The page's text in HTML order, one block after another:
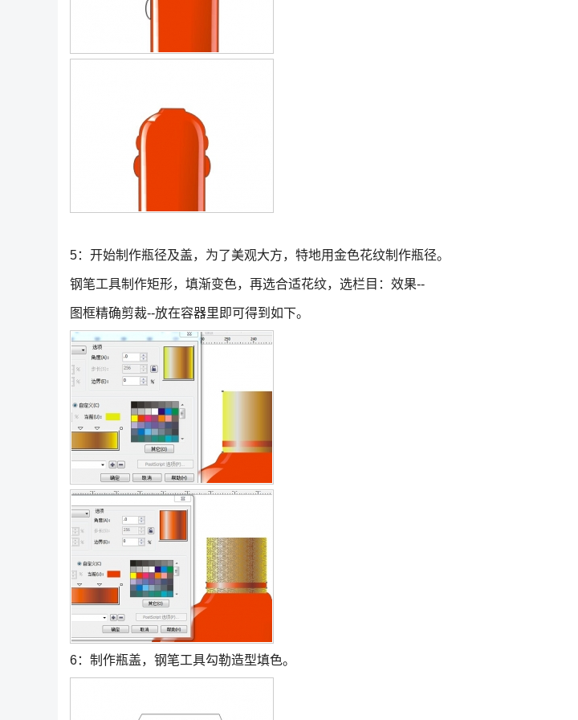
5：开始制作瓶径及盖，为了美观大方，特地用金色花纹制作瓶径。
钢笔工具制作矩形，填渐变色，再选合适花纹，选栏目：效果--
图框精确剪裁--放在容器里即可得到如下。
6：制作瓶盖，钢笔工具勾勒造型填色。